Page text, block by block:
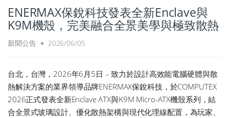
ENERMAX保銳科技發表全新Enclave與
K9M機殼，完美融合全景美學與極致散熱
新聞公告 2026/06/05
台北，台灣，2026年6月5日 – 致力於設計高效能電腦硬體與散
熱解決方案的業界領導品牌ENERMAX保銳科技，於COMPUTEX
2026正式發表全新Enclave ATX與K9M Micro-ATX機殼系列，結
合全景式玻璃設計、優化散熱架構與現代化理線配置，為玩家、